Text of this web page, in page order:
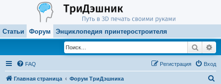
Статьи Форум Энциклопедия принтеростроителя
Поиск
FAQ Вход
Регистрация
Главная страница Форум ТриДэшника